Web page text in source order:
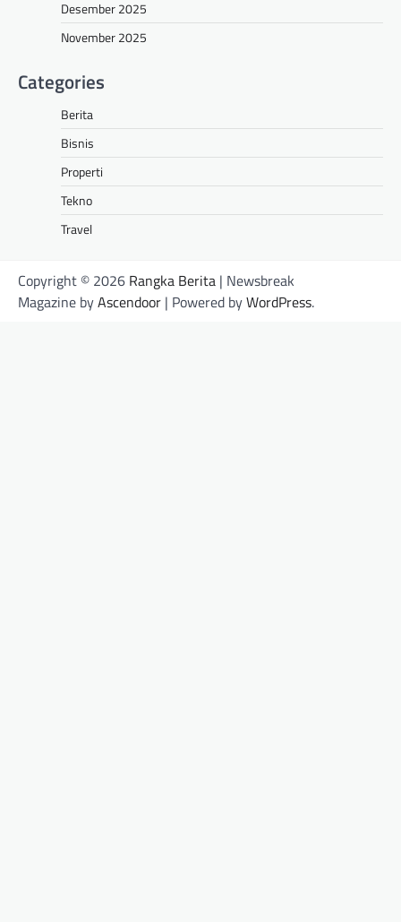
Desember 2025
November 2025
Categories
Berita
Bisnis
Properti
Tekno
Travel
Copyright © 2026 Rangka Berita | Newsbreak
Magazine byAscendoor | Powered byWordPress.